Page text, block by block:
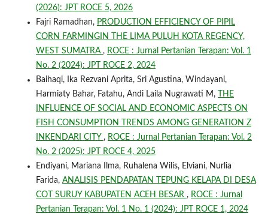
(2026): JPT ROCE 5, 2026
Fajri Ramadhan, PRODUCTION EFFICIENCY OF PIPIL
CORN FARMINGIN THE LIMA PULUH KOTA REGENCY,
WEST SUMATRA , ROCE : Jurnal Pertanian Terapan: Vol. 1
No. 2 (2024): JPT ROCE 2, 2024
Baihaqi, Ika Rezvani Aprita, Sri Agustina, Windayani,
Harmiaty Bahar, Fatahu, Andi Laila Nugrawati M,
THE
INFLUENCE OF SOCIAL AND ECONOMIC ASPECTS ON
FISH CONSUMPTION TRENDS AMONG GENERATION Z
INKENDARI CITY , ROCE : Jurnal Pertanian Terapan: Vol. 2
No. 2 (2025): JPT ROCE 4, 2025
Endiyani, Mariana Ilma, Ruhalena Wilis, Elviani, Nurlia
Farida, ANALISIS PENDAPATAN TEPUNG KELAPA DI DESA
COT SURUY KABUPATEN ACEH BESAR , ROCE : Jurnal
Pertanian Terapan: Vol. 1 No. 1 (2024): JPT ROCE 1, 2024